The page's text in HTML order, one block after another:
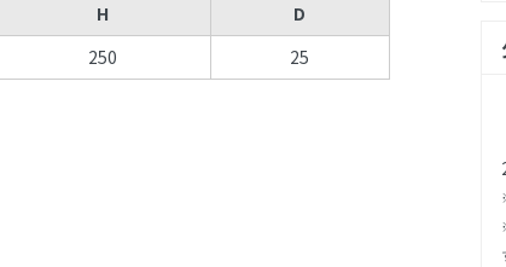
H
D
250 25